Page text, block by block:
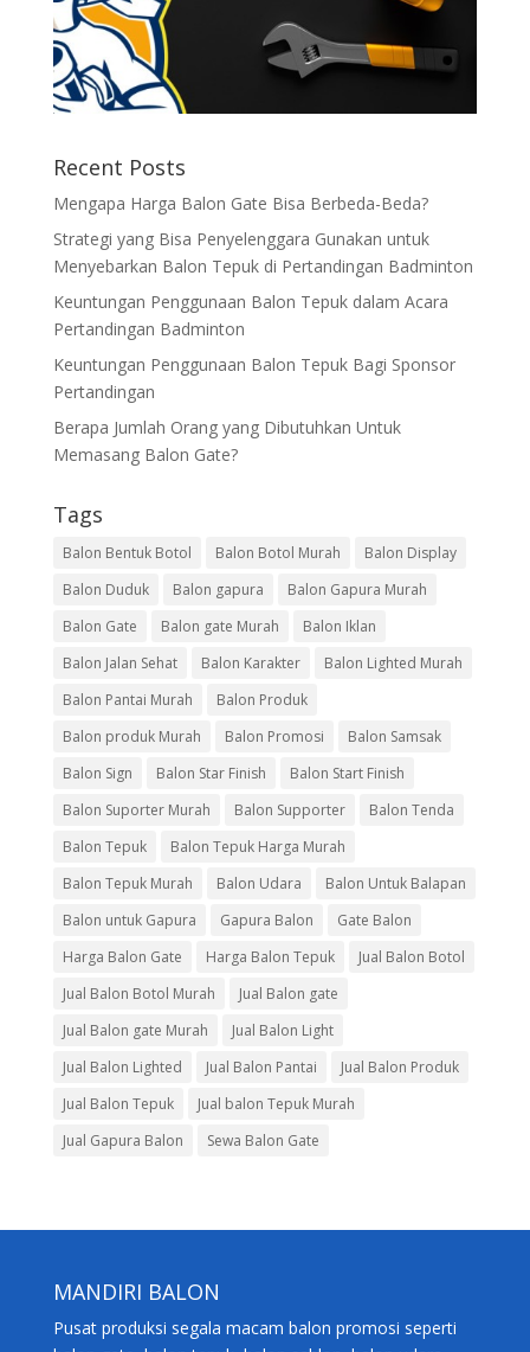
Recent Posts
Mengapa Harga Balon Gate Bisa Berbeda-Beda?
Strategi yang Bisa Penyelenggara Gunakan untuk
Menyebarkan Balon Tepuk di Pertandingan Badminton
Keuntungan Penggunaan Balon Tepuk dalam Acara
Pertandingan Badminton
Keuntungan Penggunaan Balon Tepuk Bagi Sponsor
Pertandingan
Berapa Jumlah Orang yang Dibutuhkan Untuk
Memasang Balon Gate?
Tags
Balon Bentuk Botol Balon Botol Murah
Balon Display
Balon Duduk
Balon gapura
Balon Gapura Murah
Balon Gate
Balon gate Murah
Balon Iklan
Balon Jalan Sehat
Balon Karakter
Balon Lighted Murah
Balon Pantai Murah
Balon Produk
Balon produk Murah
Balon Promosi
Balon Samsak
Balon Sign
Balon Star Finish
Balon Start Finish
Balon Suporter Murah
Balon Supporter
Balon Tenda
Balon Tepuk
Balon Tepuk Harga Murah
Balon Tepuk Murah
Balon Udara
Balon Untuk Balapan
Balon untuk Gapura
Gapura Balon
Gate Balon
Harga Balon Gate
Harga Balon Tepuk
Jual Balon Botol
Jual Balon Botol Murah
Jual Balon gate
Jual Balon gate Murah
Jual Balon Light
Jual Balon Lighted
Jual Balon Pantai
Jual Balon Produk
Jual Balon Tepuk
Jual balon Tepuk Murah
Jual Gapura Balon
Sewa Balon Gate
MANDIRI BALON
Pusat produksi segala macam balon promosi seperti